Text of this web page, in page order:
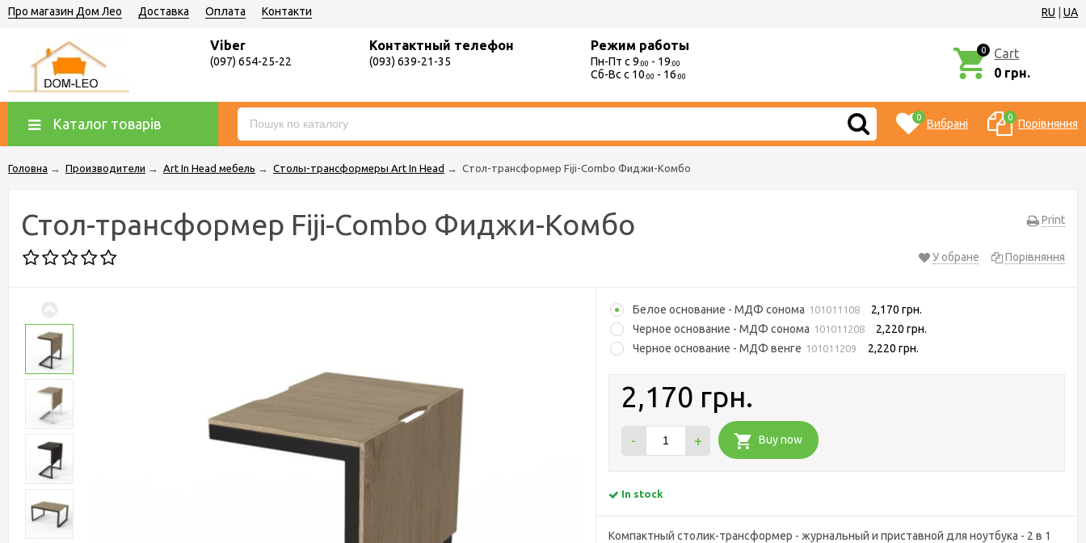
RU UA
Про магазин Дом Лео Доставка Оплата Контакти
Viber
(097) 654-25-22
Контактный телефон
(093) 639-21-35
Режим работы
Пн-Пт с 9:00 - 19:00
Сб-Вс с 10:00 - 16:00
0
Cart
0 грн.
Каталог товарів 0 Вибрані 0 Порівняння
Головна → Производители → Art In Head мебель → Столы-трансформеры Art In Head → Стол-трансформер Fiji-Combo Фиджи-Комбо
Print
Стол-трансформер Fiji-Combo Фиджи-Комбо
У обране Порівняння
Белое основание - МДФ сонома 101011108
2,170 грн.
Черное основание - МДФ сонома 101011208
2,220 грн.
Черное основание - МДФ венге 101011209 2,220 грн.
2,170 грн.
- + Buy now
In stock
Компактный столик-трансформер - журнальный и приставной для ноутбука - 2 в 1